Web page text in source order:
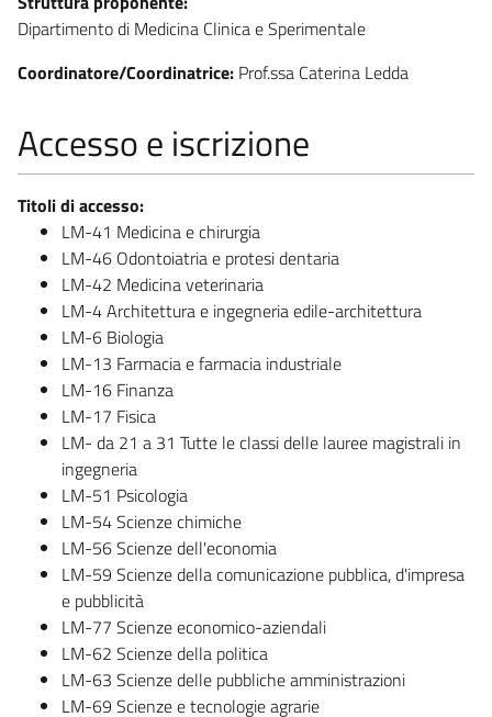
Dipartimento di Medicina Clinica e Sperimentale
Coordinatore/Coordinatrice: Prof.ssa Caterina Ledda
Accesso e iscrizione
Titoli di accesso:
LM-41 Medicina e chirurgia
LM-46 Odontoiatria e protesi dentaria
LM-42 Medicina veterinaria
LM-4 Architettura e ingegneria edile-architettura
LM-6 Biologia
LM-13 Farmacia e farmacia industriale
LM-16 Finanza
LM-17 Fisica
LM- da 21 a 31 Tutte le classi delle lauree magistrali in
ingegneria
LM-51 Psicologia
LM-54 Scienze chimiche
LM-56 Scienze dell'economia
LM-59 Scienze della comunicazione pubblica, d'impresa
e pubblicità
LM-77 Scienze economico-aziendali
LM-62 Scienze della politica
LM-63 Scienze delle pubbliche amministrazioni
LM-69 Scienze e tecnologie agrarie